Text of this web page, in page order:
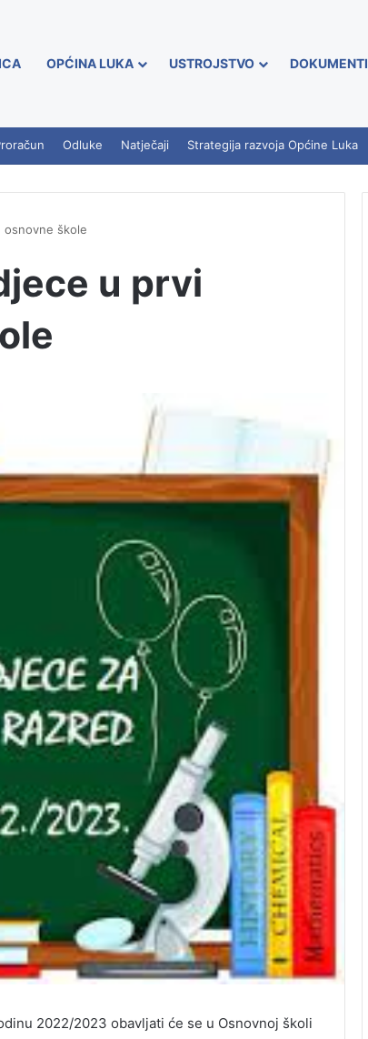
OPĆINA LUKA USTROJSTVO DOKUMENTI
Odluke Natječaji Strategija razvoja Općine Luka
osnovne škole
u prvi
2022/2023 obavljati će se u Osnovnoj školi